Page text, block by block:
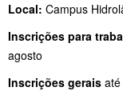
Local: Campus
Inscrições para
agosto
Inscrições gerais